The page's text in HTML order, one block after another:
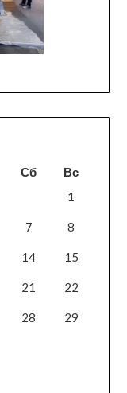
Сб
Вс
1
7 8
14 15
21 22
28 29